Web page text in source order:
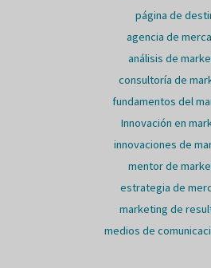
página de
agencia de
análisis de
consultoría de
fundamentos del
Innovación en
innovaciones de
mentor de
estrategia de
marketing de
medios de